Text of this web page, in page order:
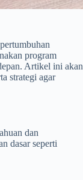
program
Artikel ini akan
strategi agar
dan
dasar seperti